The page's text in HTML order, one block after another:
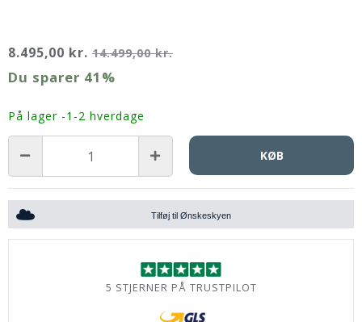
8.495,00 kr. 14.499,00 kr.
Du sparer 41%
På lager -1-2 hverdage
KØB
Tilføj til Ønskeskyen
5 STJERNER PÅ TRUSTPILOT